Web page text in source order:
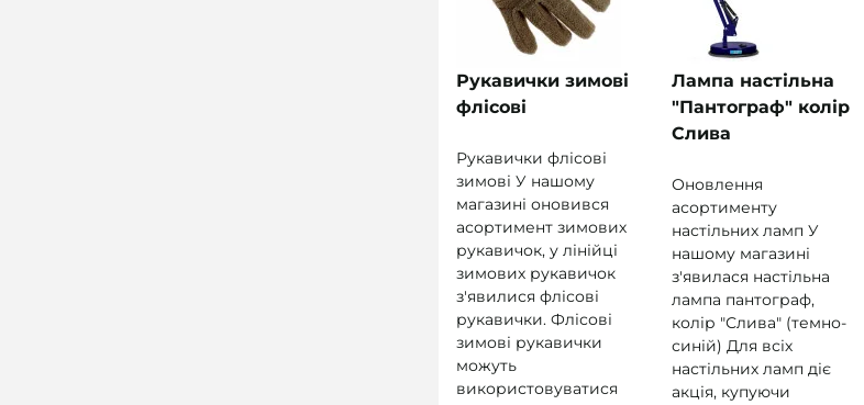
Рукавички зимові
флісові
Рукавички флісові
зимові У нашому
магазині оновився
асортимент зимових
рукавичок, у лінійці
зимових рукавичок
з'явилися флісові
рукавички. Флісові
зимові рукавички
можуть
використовуватися
Лампа настільна
"Пантограф" колір
Слива
Оновлення
асортименту
настільних ламп У
нашому магазині
з'явилася настільна
лампа пантограф,
колір "Слива" (темно-
синій) Для всіх
настільних ламп діє
акція, купуючи